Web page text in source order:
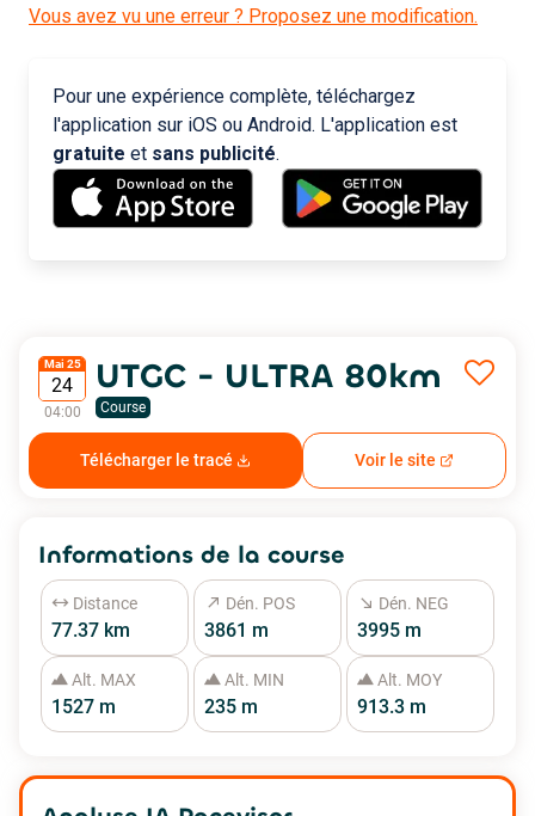
Vous avez vu une erreur ? Proposez une modification.
Pour une expérience complète, téléchargez
l'application sur iOS ou Android. L'application est
gratuite et sans publicité.